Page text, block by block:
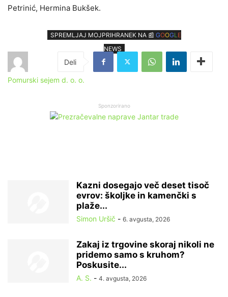
Petrinić, Hermina Bukšek.
SPREMLJAJ MOJPRIHRANEK NA 📰 GOOGL E
NEWS
Pomurski sejem d. o. o.
Sponzorirano
Kazni dosegajo več deset tisoč
evrov: školjke in kamenčki s
plaže...
Simon Uršič - 6. avgusta, 2026
Zakaj iz trgovine skoraj nikoli ne
pridemo samo s kruhom?
Poskusite...
A. S. - 4. avgusta, 2026